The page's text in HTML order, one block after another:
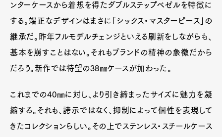
ンターケースから着想を得たダブルステップベゼルを特徴に
する。端正なデザインはまさに「シックス・マスターピース」の
継承だ。昨年フルモデルチェンジといえる刷新をしながらも、
基本を崩すことはない。それもブランドの精神の象徴だから
だろう。新作では待望の38㎜ケースが加わった。
これまでの40㎜に対し、より引き締まったサイズに魅力を凝
縮する。それも、誇示ではなく、抑制によって個性を表現して
きたコレクションらしい。その上でステンレス・スチールケース